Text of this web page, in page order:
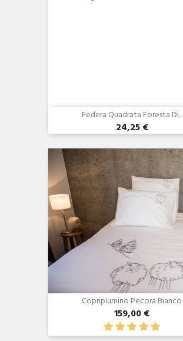
Federa Quadrata Foresta Di...
24,25 €
Anteprima
Copripiumino Pecora Bianco
159,00 €
Anteprima